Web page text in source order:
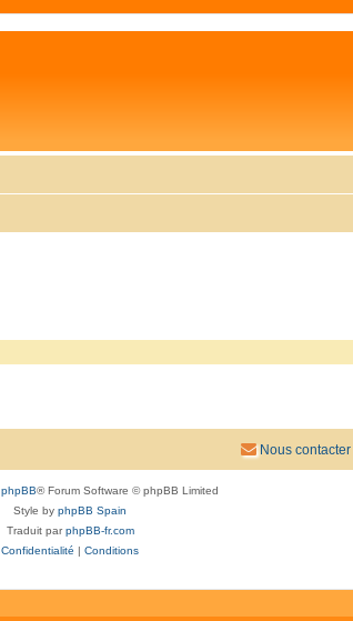
Nous contacter
phpBB® Forum Software © phpBB Limited
Style by phpBB Spain
Traduit parphpBB-fr.com
Confidentialité | Conditions